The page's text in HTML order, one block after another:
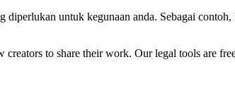
untuk kegunaan anda. Sebagai contoh,
to share their work. Our legal tools are